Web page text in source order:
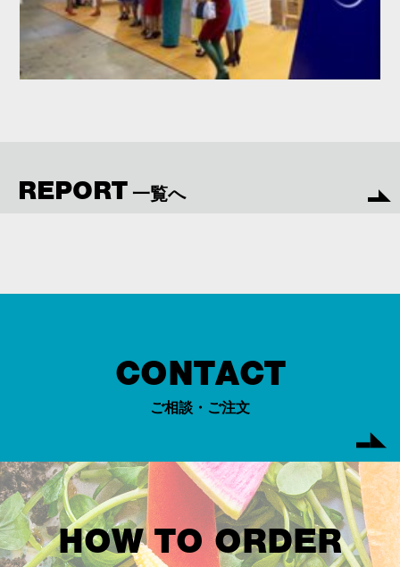
REPORT 一覧へ
CONTACT
ご相談・ご注文
HOW TO ORDER